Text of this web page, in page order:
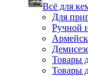
Всё для
Для
Ручной
Товары
Товары